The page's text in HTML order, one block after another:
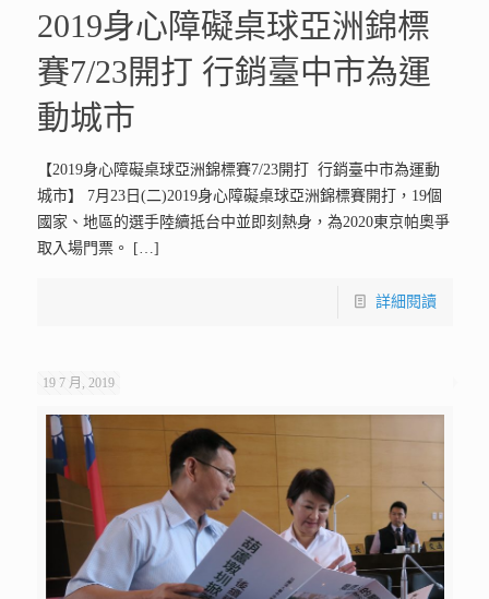
2019身心障礙桌球亞洲錦標
賽7/23開打 行銷臺中市為運
動城市
【2019身心障礙桌球亞洲錦標賽7/23開打 行銷臺中市為運動
城市】 7月23日(二)2019身心障礙桌球亞洲錦標賽開打，19個
國家、地區的選手陸續抵台中並即刻熱身，為2020東京帕奧爭
取入場門票。
[…]
詳細閱讀
19 7 月, 2019